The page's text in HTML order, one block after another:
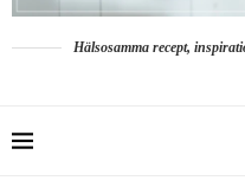
Hälsosamma recept,